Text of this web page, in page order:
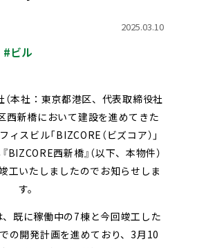
会社
（PDF） 電子公告
貸住宅
ョン再生事業 地域 創生 事業
事業 国際事業
業
オープン
クホルダー
ージメント
重要課題
（マテリアリティ）
境への配慮 安全・安心の確保
化への対応
ンスの充実・
社会貢献活動・
コミュニティ支援
財務 連結業績推移
券報告書等
2025.03.10
#ビル
（本社：東京都港区、代表取締役社
西新橋において建設を進めてきた
スビル「BIZCORE（ビズコア）」
BIZCORE西新橋』（以下、本物件）
工いたしましたのでお知らせしま
す。
、既に稼働中の7棟と今回竣工した
の開発計画を進めており、3月10